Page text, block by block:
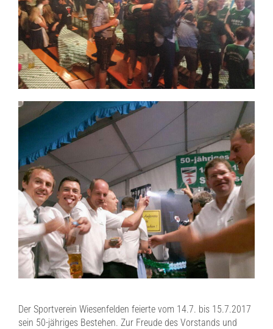
Der Sportverein Wiesenfelden feierte vom 14.7. bis 15.7.2017
sein 50-jähriges Bestehen. Zur Freude des Vorstands und